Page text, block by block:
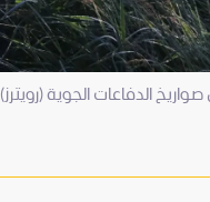
الدفاعات الجوية (رويترز)